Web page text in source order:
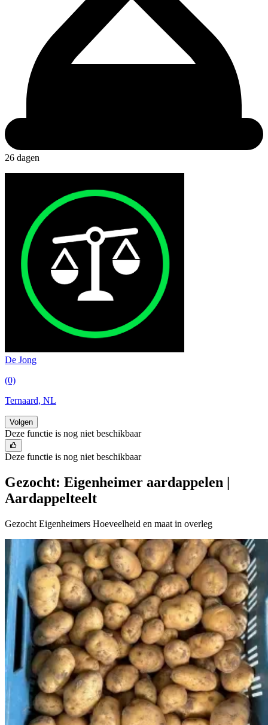
26 dagen
De Jong
(0)
Ternaard, NL
Volgen
Deze functie is nog niet beschikbaar
Deze functie is nog niet beschikbaar
Gezocht: Eigenheimer aardappelen |
Aardappelteelt
Gezocht Eigenheimers Hoeveelheid en maat in overleg